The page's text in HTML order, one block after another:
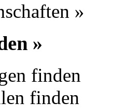
»
»
finden
finden